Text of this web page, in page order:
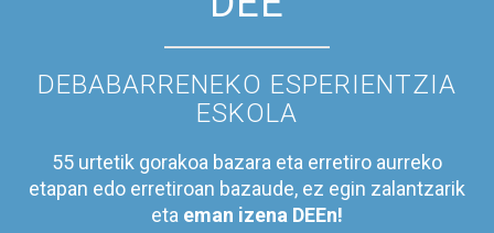
DEBABARRENEKO ESPERIENTZIA
ESKOLA
55 urtetik gorakoa bazara eta erretiro aurreko
etapan edo erretiroan bazaude, ez egin zalantzarik
eta eman izena DEEn!